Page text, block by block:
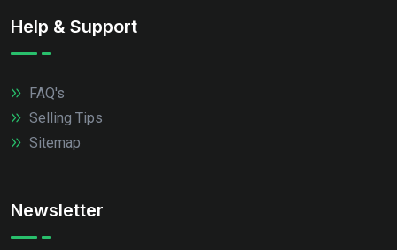
Help & Support
FAQ's
Selling Tips
Sitemap
Newsletter